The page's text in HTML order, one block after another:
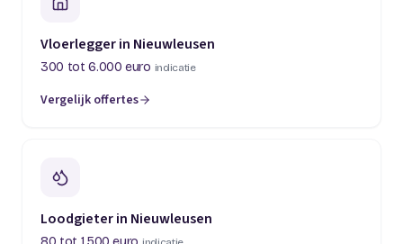
Vloerlegger in Nieuwleusen
300 tot 6.000 euro indicatie
Vergelijk offertes
Loodgieter in Nieuwleusen